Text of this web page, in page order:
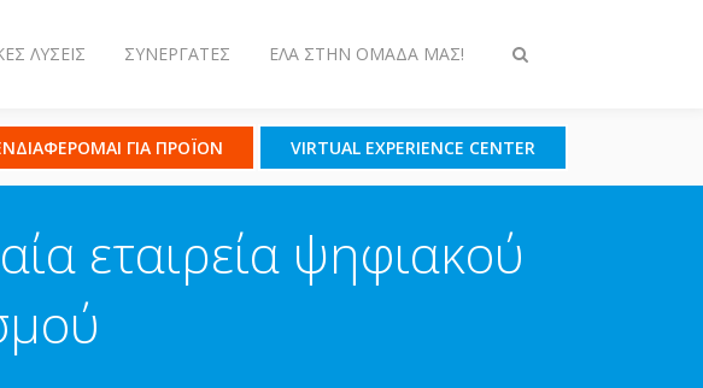
Εναλλαγή
ΛΎΣΕΙΣ ΣΥΝΕΡΓΆΤΕΣ ΈΛΑ ΣΤΗΝ ΟΜΆΔΑ ΜΑΣ!
ΓΙΑ ΠΡΟΪΟΝ VIRTUAL EXPERIENCE CENTER
εταιρεία ψηφιακού